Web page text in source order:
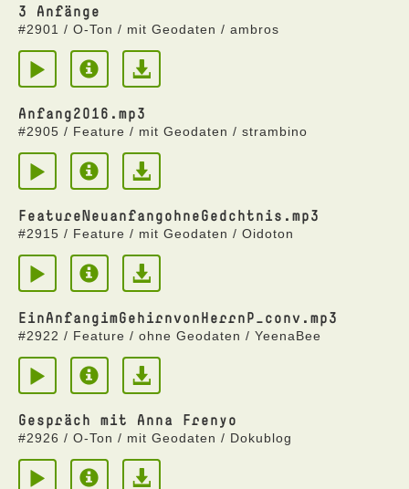
3 Anfänge
#2901 / O-Ton / mit Geodaten / ambros
Anfang2016.mp3
#2905 / Feature / mit Geodaten / strambino
FeatureNeuanfangohneGedchtnis.mp3
#2915 / Feature / mit Geodaten / Oidoton
EinAnfangimGehirnvonHerrnP_conv.mp3
#2922 / Feature / ohne Geodaten / YeenaBee
Gespräch mit Anna Frenyo
#2926 / O-Ton / mit Geodaten / Dokublog